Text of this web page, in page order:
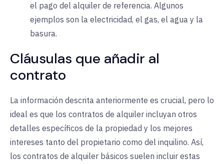
el pago del alquiler de referencia. Algunos
ejemplos son la electricidad, el gas, el agua y la
basura.
Cláusulas que añadir al
contrato
La información descrita anteriormente es crucial, pero lo
ideal es que los contratos de alquiler incluyan otros
detalles específicos de la propiedad y los mejores
intereses tanto del propietario como del inquilino. Así,
los contratos de alquiler básicos suelen incluir estas